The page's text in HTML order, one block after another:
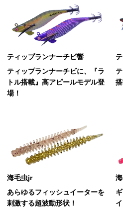
ティップランナーチビ響
ティップランナーチビに、『ラ
トル搭載』高アピールモデル登
場！
海毛虫jr
あらゆるフィッシュイーターを
刺激する超波動形状！